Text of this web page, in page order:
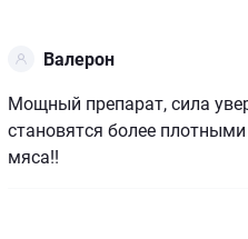
Валерон
Мощный препарат, сила
становятся более
мяса!!